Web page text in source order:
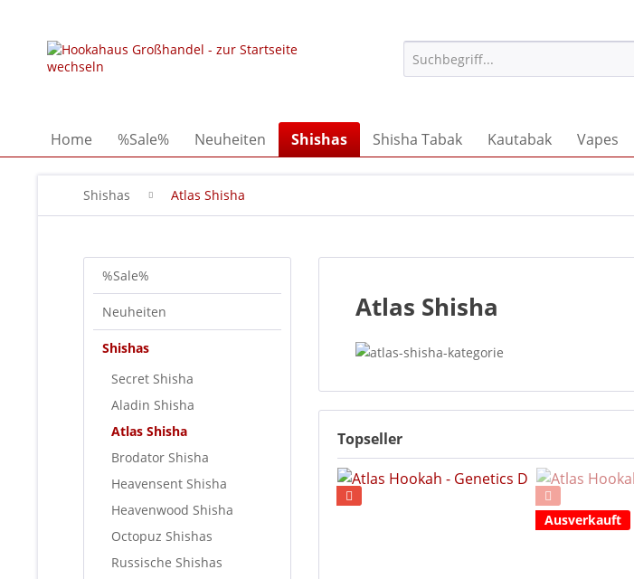
Home %Sale% Neuheiten Shishas Shisha Tabak Kautabak Vapes
Shishas Atlas Shisha
%Sale%
Neuheiten
Shishas
Secret Shisha
Aladin Shisha
Atlas Shisha
Brodator Shisha
Heavensent Shisha
Heavenwood Shisha
Octopuz Shishas
Russische Shishas
Atlas Shisha
Topseller
Ausverkauft